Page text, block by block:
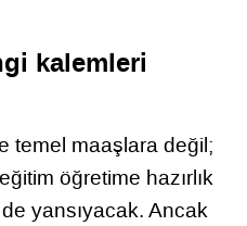
kalemleri
temel maaşlara değil;
öğretime hazırlık
yansıyacak. Ancak